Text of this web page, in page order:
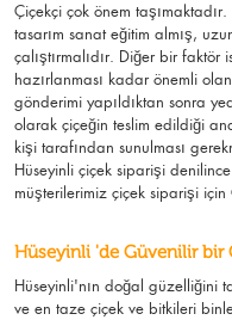
Çiçekçi çok önem
tasarım sanat eğitim almış,
çalıştırmalıdır. Diğer bir
hazırlanması kadar önemli
gönderimi yapıldıktan sonra
olarak çiçeğin teslim edildiği
kişi tarafından sunulması
Hüseyinli çiçek siparişi
müşterilerimiz çiçek siparişi
Hüseyinli 'de Güvenilir bir
Hüseyinli'nın doğal güzelliğini
ve en taze çiçek ve bitkileri